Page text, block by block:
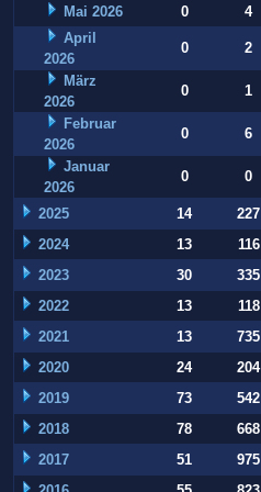
Mai 2026 0 4
April
2026
0 2
März
2026
0 1
Februar
2026
0 6
Januar
2026
0 0
2025 14 227
2024
13 116
2023
30 335
2022
13 118
2021
13 735
2020
24 204
2019
73 542
2018
78 668
2017
51 975